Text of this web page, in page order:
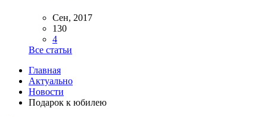
Сен, 2017
130
4
Все статьи
Главная
Актуально
Новости
Подарок к юбилею